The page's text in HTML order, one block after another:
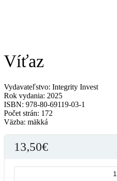
Víťaz
Vydavateľstvo: Integrity Invest
Rok vydania: 2025
ISBN: 978-80-69119-03-1
Počet strán: 172
Väzba: mäkká
13,50€